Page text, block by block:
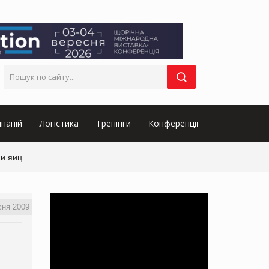
Логістика Тренінги Конференції
яиц
2009